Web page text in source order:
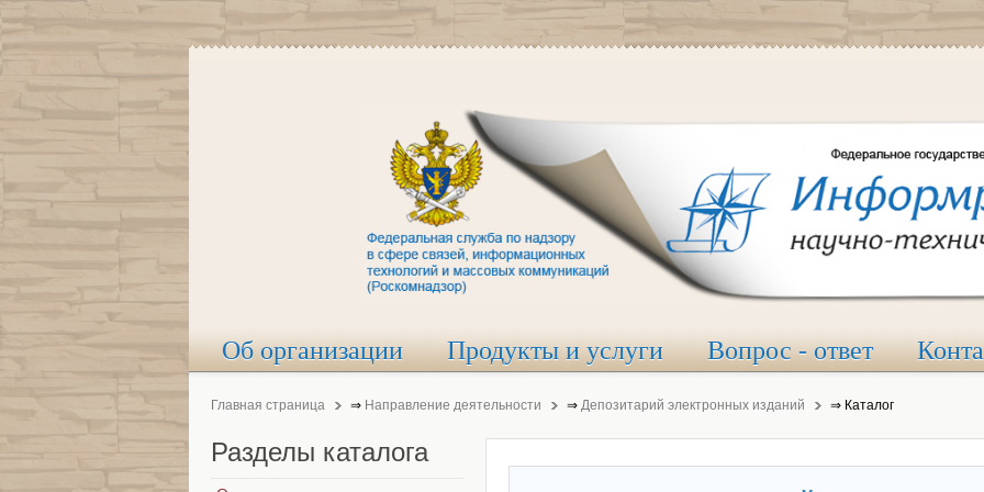
Об организации Продукты и услуги Вопрос - ответ
Главная страница ⇒ Направление деятельности ⇒ Депозитарий электронных изданий ⇒ Каталог
Разделы каталога